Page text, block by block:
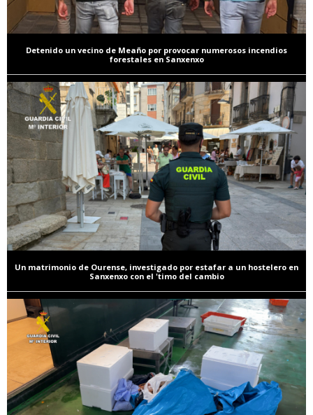
Detenido un vecino de Meaño por provocar numerosos incendios
forestales en Sanxenxo
Un matrimonio de Ourense, investigado por estafar a un hostelero en
Sanxenxo con el 'timo del cambio